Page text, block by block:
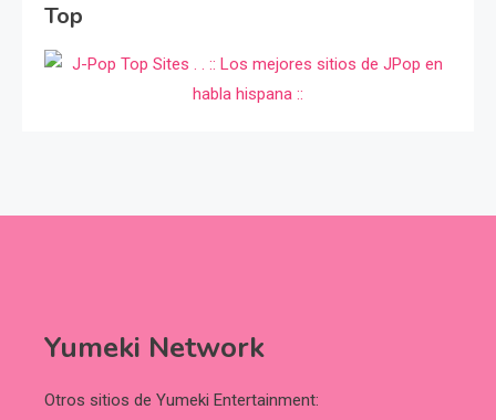
Top
Yumeki Network
Otros sitios de Yumeki Entertainment: